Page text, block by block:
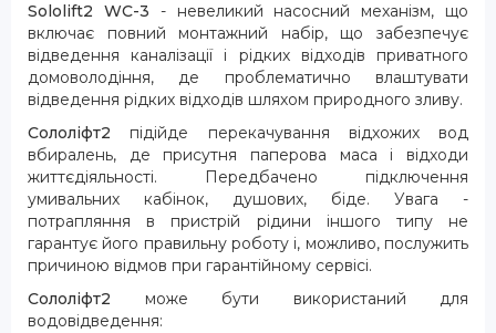
Sololift2 WC-3 - невеликий насосний механізм, що
включає повний монтажний набір, що забезпечує
відведення каналізації і рідких відходів приватного
домоволодіння, де проблематично влаштувати
відведення рідких відходів шляхом природного зливу.
Сололіфт2 підійде перекачування відхожих вод
вбиралень, де присутня паперова маса і відходи
життєдіяльності. Передбачено підключення
умивальних кабінок, душових, біде. Увага -
потрапляння в пристрій рідини іншого типу не
гарантує його правильну роботу і, можливо, послужить
причиною відмов при гарантійному сервісі.
Сололіфт2 може бути використаний для
водовідведення: